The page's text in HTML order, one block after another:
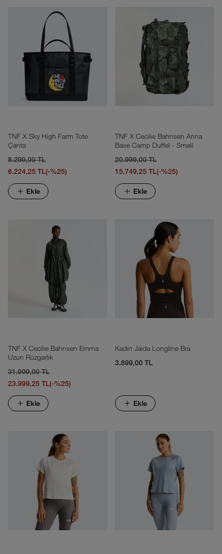
TNF X Sky High Farm Tote
Çanta
8.299,00 TL
6.224,25 TL(-%25)
Ekle
TNF X Cecılıe Bahnsen Anna
Base Camp Duffel - Small
20.999,00 TL
15.749,25 TL(-%25)
Ekle
TNF X Cecılıe Bahnsen Emma
Uzun Rüzgarlık
31.999,00 TL
23.999,25 TL(-%25)
Ekle
Kadın Jaida Longline Bra
3.899,00 TL
Ekle